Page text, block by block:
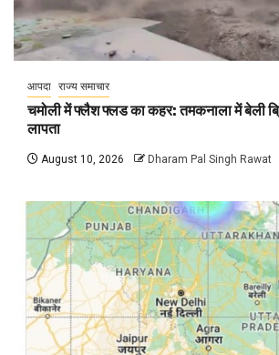
आपदा राज्य समाचार
चमोली में फ्लैश फ्लड का कहर: तमकनाला में बेली
लापता
August 10, 2026 Dharam Pal Singh Rawat